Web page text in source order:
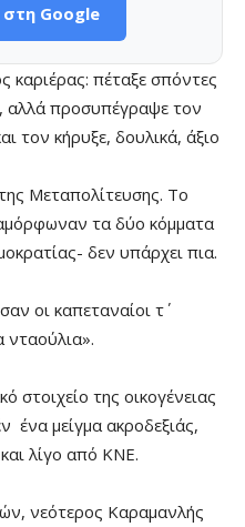
Google
καριέρας: πέταξε σπόντες
αλλά προσυπέγραψε τον
τον κήρυξε, δουλικά, άξιο
Μεταπολίτευσης. Το
τα δύο κόμματα
δεν υπάρχει πια.
οι καπεταναίοι τ΄
νταούλια».
στοιχείο της οικογένειας
ένα μείγμα ακροδεξιάς,
λίγο από ΚΝΕ.
νεότερος Καραμανλής